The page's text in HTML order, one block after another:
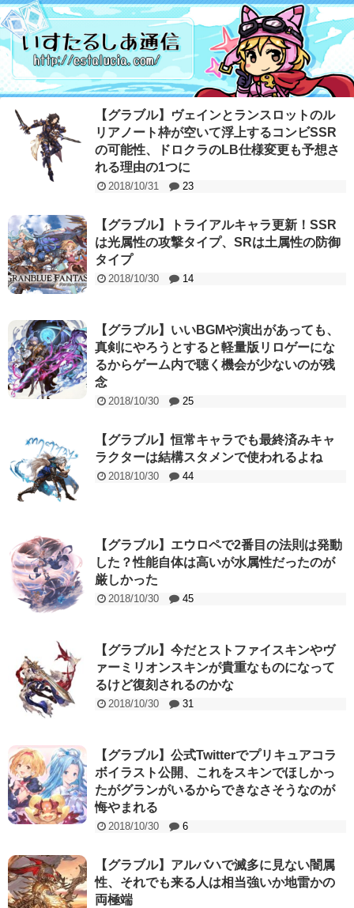
【グラブル】ヴェインとランスロットのル
リアノート枠が空いて浮上するコンビSSR
の可能性、ドロクラのLB仕様変更も予想さ
れる理由の1つに
2018/10/31 23
【グラブル】トライアルキャラ更新！SSR
は光属性の攻撃タイプ、SRは土属性の防御
タイプ
2018/10/30 14
【グラブル】いいBGMや演出があっても、
真剣にやろうとすると軽量版リロゲーにな
るからゲーム内で聴く機会が少ないのが残
念
2018/10/30 25
【グラブル】恒常キャラでも最終済みキャ
ラクターは結構スタメンで使われるよね
2018/10/30 44
【グラブル】エウロペで2番目の法則は発動
した？性能自体は高いが水属性だったのが
厳しかった
2018/10/30 45
【グラブル】今だとストファイスキンやヴ
ァーミリオンスキンが貴重なものになって
るけど復刻されるのかな
2018/10/30 31
【グラブル】公式Twitterでプリキュアコラ
ボイラスト公開、これをスキンでほしかっ
たがグランがいるからできなさそうなのが
悔やまれる
2018/10/30 6
【グラブル】アルバハで滅多に見ない闇属
性、それでも来る人は相当強いか地雷かの
両極端